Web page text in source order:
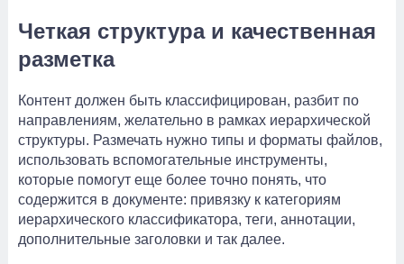
Четкая структура и качественная
разметка
Контент должен быть классифицирован, разбит по
направлениям, желательно в рамках иерархической
структуры. Размечать нужно типы и форматы файлов,
использовать вспомогательные инструменты,
которые помогут еще более точно понять, что
содержится в документе: привязку к категориям
иерархического классификатора, теги, аннотации,
дополнительные заголовки и так далее.